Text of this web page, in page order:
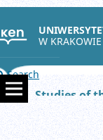
W KRAKOWIE
Search